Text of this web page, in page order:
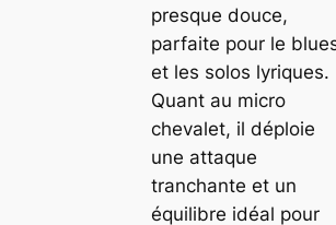
presque douce,
parfaite pour le
et les solos lyriques.
Quant au micro
chevalet, il déploie
une attaque
tranchante et un
équilibre idéal pour